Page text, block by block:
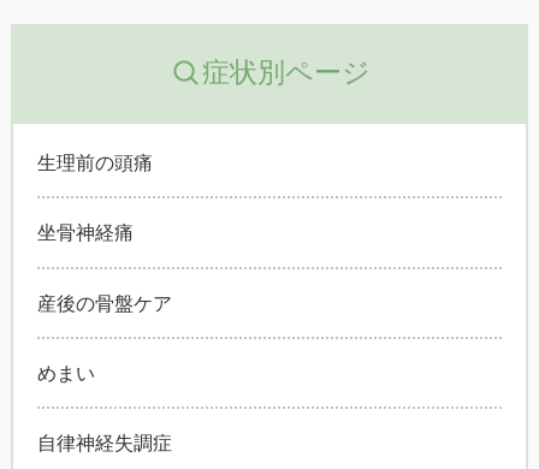
症状別ページ
生理前の頭痛
坐骨神経痛
産後の骨盤ケア
めまい
自律神経失調症